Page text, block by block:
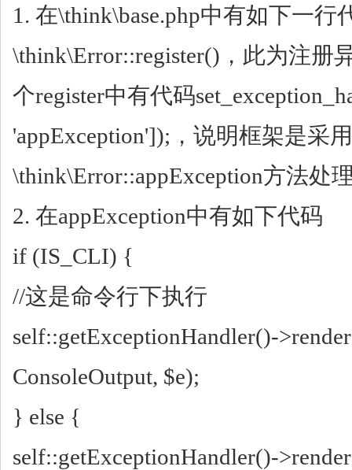
1. 在\think\base.php中有如下一行
\think\Error::register()，此为注册
个register中有代码
'appException']);，说明框架是采用
\think\Error::appException方法处
2. 在appException中有如下代码
if (IS_CLI) {
//这是命令行下执行
self::getExceptionHandler()-
ConsoleOutput, $e);
} else {
self::getExceptionHandler()-